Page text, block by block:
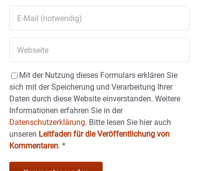
Mit der Nutzung dieses Formulars erklären Sie
sich mit der Speicherung und Verarbeitung Ihrer
Daten durch diese Website einverstanden. Weitere
Informationen erfahren Sie in der
Datenschutzerklärung. Bitte lesen Sie hier auch
unseren Leitfaden für die Veröffentlichung von
Kommentaren. *